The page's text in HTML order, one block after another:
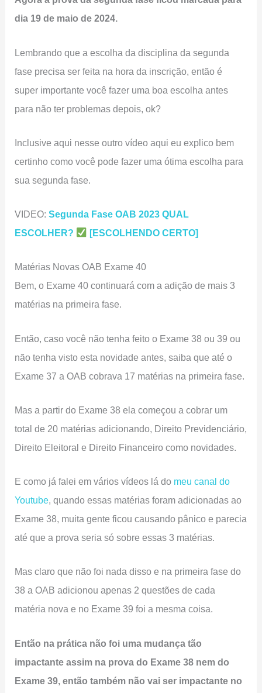
dia 19 de maio de 2024.
Lembrando que a escolha da disciplina da segunda
fase precisa ser feita na hora da inscrição, então é
super importante você fazer uma boa escolha antes
para não ter problemas depois, ok?
Inclusive aqui nesse outro vídeo aqui eu explico bem
certinho como você pode fazer uma ótima escolha para
sua segunda fase.
VIDEO:Segunda Fase OAB 2023 QUAL
ESCOLHER?
[ESCOLHENDO CERTO]
Matérias Novas OAB Exame 40
Bem, o Exame 40 continuará com a adição de mais 3
matérias na primeira fase.
Então, caso você não tenha feito o Exame 38 ou 39 ou
não tenha visto esta novidade antes, saiba que até o
Exame 37 a OAB cobrava 17 matérias na primeira fase.
Mas a partir do Exame 38 ela começou a cobrar um
total de 20 matérias adicionando, Direito Previdenciário,
Direito Eleitoral e Direito Financeiro como novidades.
E como já falei em vários vídeos lá do meu canal do
Youtube, quando essas matérias foram adicionadas ao
Exame 38, muita gente ficou causando pânico e parecia
até que a prova seria só sobre essas 3 matérias.
Mas claro que não foi nada disso e na primeira fase do
38 a OAB adicionou apenas 2 questões de cada
matéria nova e no Exame 39 foi a mesma coisa.
Então na prática não foi uma mudança tão
impactante assim na prova do Exame 38 nem do
Exame 39, então também não vai ser impactante no